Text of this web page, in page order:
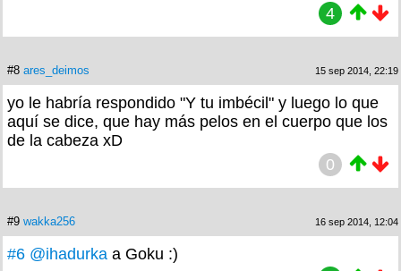
4
#8 ares_deimos 15 sep 2014, 22:19
yo le habría respondido "Y tu imbécil" y luego lo que
aquí se dice, que hay más pelos en el cuerpo que los
de la cabeza xD
0
#9 wakka256 16 sep 2014, 12:04
#6 @ihadurka a Goku :)